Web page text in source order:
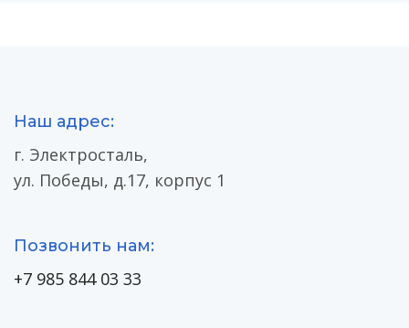
Наш адрес:
г. Электросталь,
ул. Победы, д.17, корпус 1
Позвонить нам:
+7 985 844 03 33